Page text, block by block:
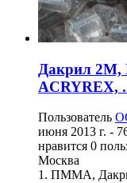
Дакрил 2М,
ACRYREX,
Пользователь
июня 2013 г. -
нравится 0
Москва
1. ПММА,